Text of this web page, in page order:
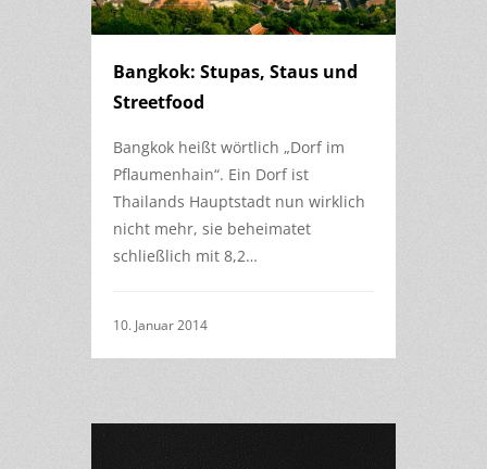
Bangkok: Stupas, Staus und
Streetfood
Bangkok heißt wörtlich „Dorf im
Pflaumenhain“. Ein Dorf ist
Thailands Hauptstadt nun wirklich
nicht mehr, sie beheimatet
schließlich mit 8,2…
10. Januar 2014